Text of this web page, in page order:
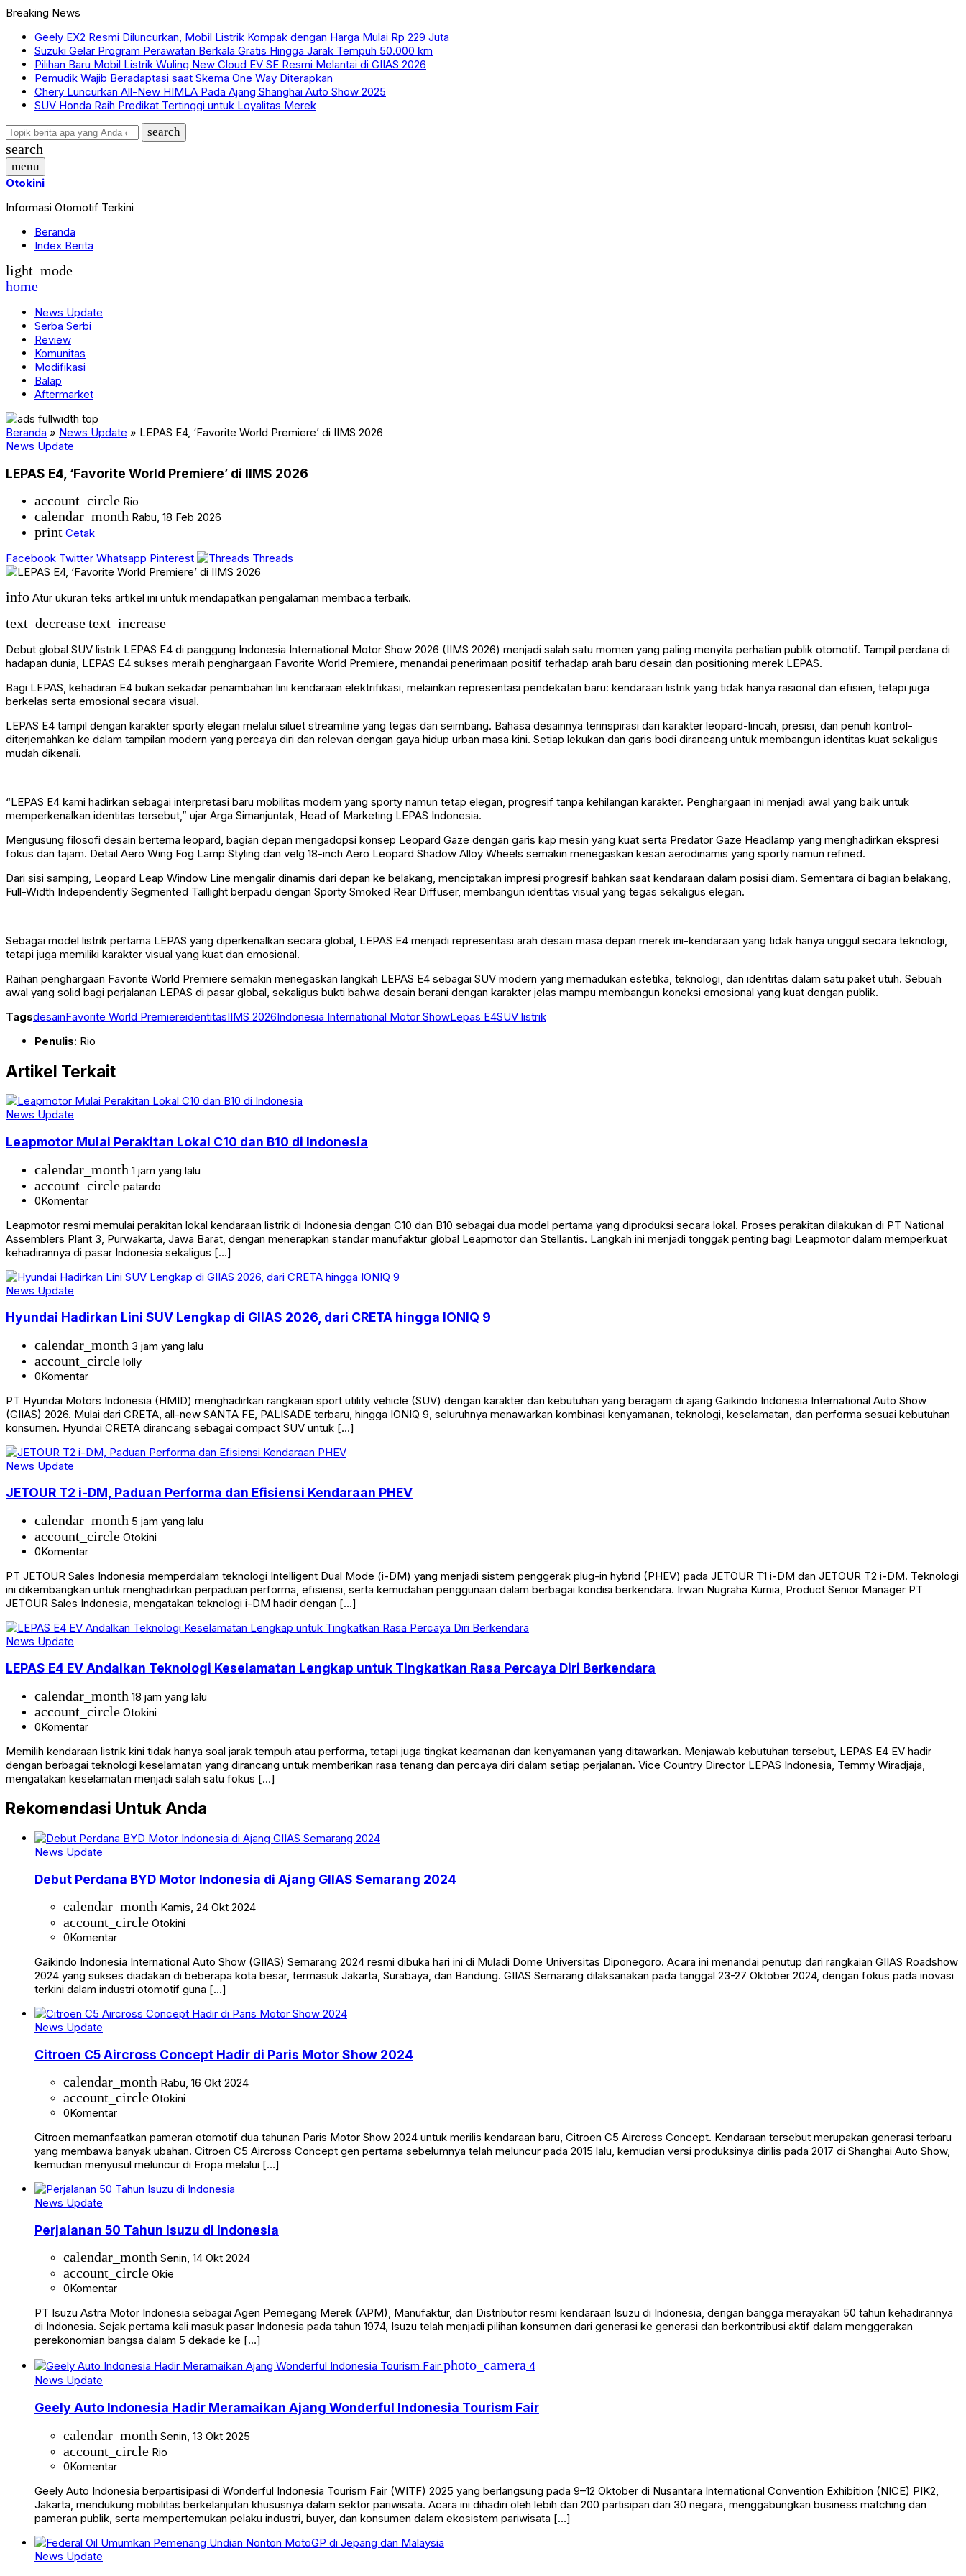
Breaking News
Geely EX2 Resmi Diluncurkan, Mobil Listrik Kompak dengan Harga Mulai Rp 229 Juta
Suzuki Gelar Program Perawatan Berkala Gratis Hingga Jarak Tempuh 50.000 km
Pilihan Baru Mobil Listrik Wuling New Cloud EV SE Resmi Melantai di GIIAS 2026
Pemudik Wajib Beradaptasi saat Skema One Way Diterapkan
Chery Luncurkan All-New HIMLA Pada Ajang Shanghai Auto Show 2025
SUV Honda Raih Predikat Tertinggi untuk Loyalitas Merek
search
search
menu
Otokini
Informasi Otomotif Terkini
Beranda
Index Berita
light_mode
home
News Update
Serba Serbi
Review
Komunitas
Modifikasi
Balap
Aftermarket
Beranda » News Update » LEPAS E4, ‘Favorite World Premiere’ di IIMS 2026
News Update
LEPAS E4, ‘Favorite World Premiere’ di IIMS 2026
account_circle Rio
calendar_month Rabu, 18 Feb 2026
print Cetak
Facebook Twitter Whatsapp Pinterest Threads
info Atur ukuran teks artikel ini untuk mendapatkan pengalaman membaca terbaik.
text_decreasetext_increase
Debut global SUV listrik LEPAS E4 di panggung Indonesia International Motor Show 2026 (IIMS 2026) menjadi salah satu momen yang paling menyita perhatian publik otomotif. Tampil perdana di
hadapan dunia, LEPAS E4 sukses meraih penghargaan Favorite World Premiere, menandai penerimaan positif terhadap arah baru desain dan positioning merek LEPAS.
Bagi LEPAS, kehadiran E4 bukan sekadar penambahan lini kendaraan elektrifikasi, melainkan representasi pendekatan baru: kendaraan listrik yang tidak hanya rasional dan efisien, tetapi juga
berkelas serta emosional secara visual.
LEPAS E4 tampil dengan karakter sporty elegan melalui siluet streamline yang tegas dan seimbang. Bahasa desainnya terinspirasi dari karakter leopard-lincah, presisi, dan penuh kontrol-
diterjemahkan ke dalam tampilan modern yang percaya diri dan relevan dengan gaya hidup urban masa kini. Setiap lekukan dan garis bodi dirancang untuk membangun identitas kuat sekaligus
mudah dikenali.
“LEPAS E4 kami hadirkan sebagai interpretasi baru mobilitas modern yang sporty namun tetap elegan, progresif tanpa kehilangan karakter. Penghargaan ini menjadi awal yang baik untuk
memperkenalkan identitas tersebut,” ujar Arga Simanjuntak, Head of Marketing LEPAS Indonesia.
Mengusung filosofi desain bertema leopard, bagian depan mengadopsi konsep Leopard Gaze dengan garis kap mesin yang kuat serta Predator Gaze Headlamp yang menghadirkan ekspresi
fokus dan tajam. Detail Aero Wing Fog Lamp Styling dan velg 18-inch Aero Leopard Shadow Alloy Wheels semakin menegaskan kesan aerodinamis yang sporty namun refined.
Dari sisi samping, Leopard Leap Window Line mengalir dinamis dari depan ke belakang, menciptakan impresi progresif bahkan saat kendaraan dalam posisi diam. Sementara di bagian belakang,
Full-Width Independently Segmented Taillight berpadu dengan Sporty Smoked Rear Diffuser, membangun identitas visual yang tegas sekaligus elegan.
Sebagai model listrik pertama LEPAS yang diperkenalkan secara global, LEPAS E4 menjadi representasi arah desain masa depan merek ini-kendaraan yang tidak hanya unggul secara teknologi,
tetapi juga memiliki karakter visual yang kuat dan emosional.
Raihan penghargaan Favorite World Premiere semakin menegaskan langkah LEPAS E4 sebagai SUV modern yang memadukan estetika, teknologi, dan identitas dalam satu paket utuh. Sebuah
awal yang solid bagi perjalanan LEPAS di pasar global, sekaligus bukti bahwa desain berani dengan karakter jelas mampu membangun koneksi emosional yang kuat dengan publik.
TagsdesainFavorite World PremiereidentitasIIMS 2026Indonesia International Motor ShowLepas E4SUV listrik
Penulis: Rio
Artikel Terkait
News Update
Leapmotor Mulai Perakitan Lokal C10 dan B10 di Indonesia
calendar_month 1 jam yang lalu
account_circle patardo
0Komentar
Leapmotor resmi memulai perakitan lokal kendaraan listrik di Indonesia dengan C10 dan B10 sebagai dua model pertama yang diproduksi secara lokal. Proses perakitan dilakukan di PT National
Assemblers Plant 3, Purwakarta, Jawa Barat, dengan menerapkan standar manufaktur global Leapmotor dan Stellantis. Langkah ini menjadi tonggak penting bagi Leapmotor dalam memperkuat
kehadirannya di pasar Indonesia sekaligus […]
News Update
Hyundai Hadirkan Lini SUV Lengkap di GIIAS 2026, dari CRETA hingga IONIQ 9
calendar_month 3 jam yang lalu
account_circle lolly
0Komentar
PT Hyundai Motors Indonesia (HMID) menghadirkan rangkaian sport utility vehicle (SUV) dengan karakter dan kebutuhan yang beragam di ajang Gaikindo Indonesia International Auto Show
(GIIAS) 2026. Mulai dari CRETA, all-new SANTA FE, PALISADE terbaru, hingga IONIQ 9, seluruhnya menawarkan kombinasi kenyamanan, teknologi, keselamatan, dan performa sesuai kebutuhan
konsumen. Hyundai CRETA dirancang sebagai compact SUV untuk […]
News Update
JETOUR T2 i-DM, Paduan Performa dan Efisiensi Kendaraan PHEV
calendar_month 5 jam yang lalu
account_circle Otokini
0Komentar
PT JETOUR Sales Indonesia memperdalam teknologi Intelligent Dual Mode (i-DM) yang menjadi sistem penggerak plug-in hybrid (PHEV) pada JETOUR T1 i-DM dan JETOUR T2 i-DM. Teknologi
ini dikembangkan untuk menghadirkan perpaduan performa, efisiensi, serta kemudahan penggunaan dalam berbagai kondisi berkendara. Irwan Nugraha Kurnia, Product Senior Manager PT
JETOUR Sales Indonesia, mengatakan teknologi i-DM hadir dengan […]
News Update
LEPAS E4 EV Andalkan Teknologi Keselamatan Lengkap untuk Tingkatkan Rasa Percaya Diri Berkendara
calendar_month 18 jam yang lalu
account_circle Otokini
0Komentar
Memilih kendaraan listrik kini tidak hanya soal jarak tempuh atau performa, tetapi juga tingkat keamanan dan kenyamanan yang ditawarkan. Menjawab kebutuhan tersebut, LEPAS E4 EV hadir
dengan berbagai teknologi keselamatan yang dirancang untuk memberikan rasa tenang dan percaya diri dalam setiap perjalanan. Vice Country Director LEPAS Indonesia, Temmy Wiradjaja,
mengatakan keselamatan menjadi salah satu fokus […]
Rekomendasi Untuk Anda
News Update
Debut Perdana BYD Motor Indonesia di Ajang GIIAS Semarang 2024
calendar_month Kamis, 24 Okt 2024
account_circle Otokini
0Komentar
Gaikindo Indonesia International Auto Show (GIIAS) Semarang 2024 resmi dibuka hari ini di Muladi Dome Universitas Diponegoro. Acara ini menandai penutup dari rangkaian GIIAS Roadshow
2024 yang sukses diadakan di beberapa kota besar, termasuk Jakarta, Surabaya, dan Bandung. GIIAS Semarang dilaksanakan pada tanggal 23-27 Oktober 2024, dengan fokus pada inovasi
terkini dalam industri otomotif guna […]
News Update
Citroen C5 Aircross Concept Hadir di Paris Motor Show 2024
calendar_month Rabu, 16 Okt 2024
account_circle Otokini
0Komentar
Citroen memanfaatkan pameran otomotif dua tahunan Paris Motor Show 2024 untuk merilis kendaraan baru, Citroen C5 Aircross Concept. Kendaraan tersebut merupakan generasi terbaru
yang membawa banyak ubahan. Citroen C5 Aircross Concept gen pertama sebelumnya telah meluncur pada 2015 lalu, kemudian versi produksinya dirilis pada 2017 di Shanghai Auto Show,
kemudian menyusul meluncur di Eropa melalui […]
News Update
Perjalanan 50 Tahun Isuzu di Indonesia
calendar_month Senin, 14 Okt 2024
account_circle Okie
0Komentar
PT Isuzu Astra Motor Indonesia sebagai Agen Pemegang Merek (APM), Manufaktur, dan Distributor resmi kendaraan Isuzu di Indonesia, dengan bangga merayakan 50 tahun kehadirannya
di Indonesia. Sejak pertama kali masuk pasar Indonesia pada tahun 1974, Isuzu telah menjadi pilihan konsumen dari generasi ke generasi dan berkontribusi aktif dalam menggerakan
perekonomian bangsa dalam 5 dekade ke […]
photo_camera 4
News Update
Geely Auto Indonesia Hadir Meramaikan Ajang Wonderful Indonesia Tourism Fair
calendar_month Senin, 13 Okt 2025
account_circle Rio
0Komentar
Geely Auto Indonesia berpartisipasi di Wonderful Indonesia Tourism Fair (WITF) 2025 yang berlangsung pada 9–12 Oktober di Nusantara International Convention Exhibition (NICE) PIK2,
Jakarta, mendukung mobilitas berkelanjutan khususnya dalam sektor pariwisata. Acara ini dihadiri oleh lebih dari 200 partisipan dari 30 negara, menggabungkan business matching dan
pameran publik, serta mempertemukan pelaku industri, buyer, dan konsumen dalam ekosistem pariwisata […]
News Update